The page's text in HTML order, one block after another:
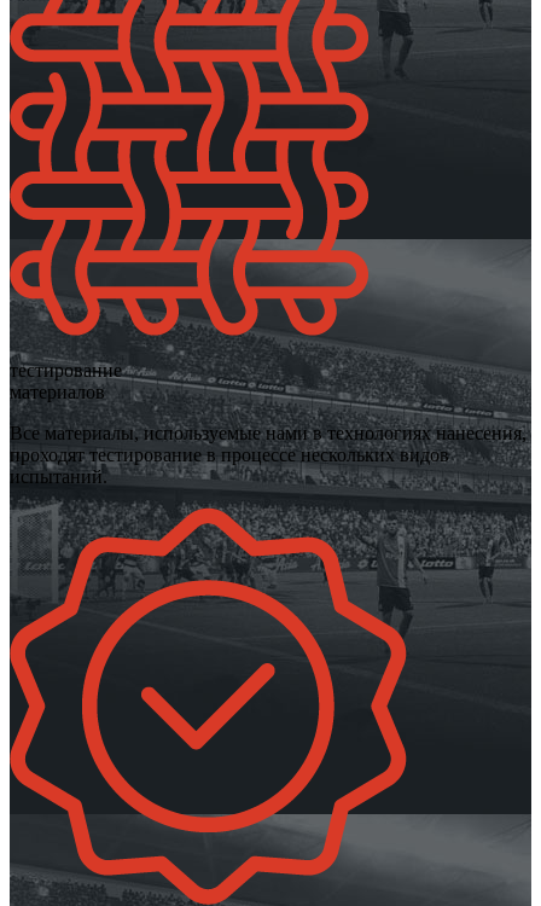
тестирование
материалов
Все материалы, используемые нами в технологиях нанесения,
проходят тестирование в процессе нескольких видов
испытаний.